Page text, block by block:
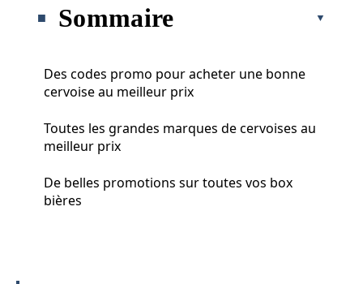
Sommaire
Des codes promo pour acheter une bonne
cervoise au meilleur prix
Toutes les grandes marques de cervoises au
meilleur prix
De belles promotions sur toutes vos box
bières